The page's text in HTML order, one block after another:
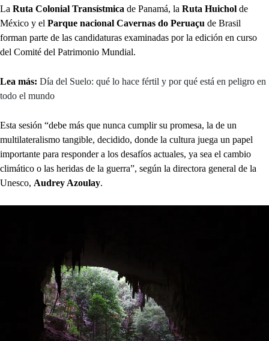
La Ruta Colonial Transístmica de Panamá, la Ruta Huichol de
México y el Parque nacional Cavernas do Peruaçu de Brasil
forman parte de las candidaturas examinadas por la edición en curso
del Comité del Patrimonio Mundial.
Lea más: Día del Suelo: qué lo hace fértil y por qué está en peligro en
todo el mundo
Esta sesión “debe más que nunca cumplir su promesa, la de un
multilateralismo tangible, decidido, donde la cultura juega un papel
importante para responder a los desafíos actuales, ya sea el cambio
climático o las heridas de la guerra”, según la directora general de la
Unesco, Audrey Azoulay.